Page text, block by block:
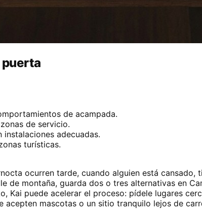
puerta
de acampada.
de servicio.
instalaciones adecuadas.
turísticas.
ocurren tarde, cuando alguien está cansado,
montaña, guarda dos o tres alternativas en
puede acelerar el proceso: pídele lugares
acepten mascotas o un sitio tranquilo lejos de